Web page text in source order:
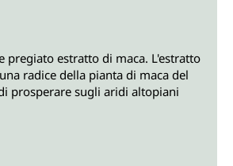
pregiato estratto di maca. L'estratto
radice della pianta di maca del
prosperare sugli aridi altopiani